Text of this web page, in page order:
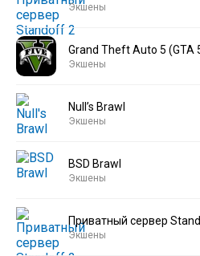
Экшены
Grand Theft Auto 5 (GTA
Экшены
Null’s Brawl
Экшены
BSD Brawl
Экшены
Приватный сервер
Экшены